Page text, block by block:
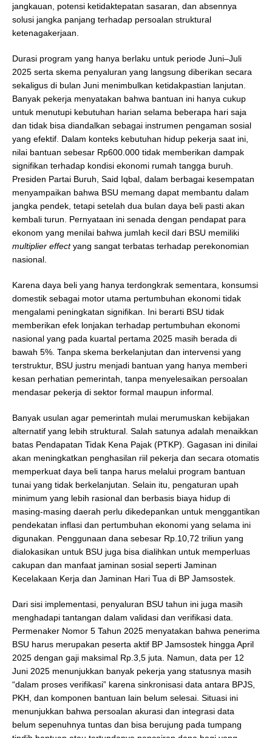
jangkauan, potensi ketidaktepatan sasaran, dan absennya
solusi jangka panjang terhadap persoalan struktural
ketenagakerjaan.
Durasi program yang hanya berlaku untuk periode Juni–Juli
2025 serta skema penyaluran yang langsung diberikan secara
sekaligus di bulan Juni menimbulkan ketidakpastian lanjutan.
Banyak pekerja menyatakan bahwa bantuan ini hanya cukup
untuk menutupi kebutuhan harian selama beberapa hari saja
dan tidak bisa diandalkan sebagai instrumen pengaman sosial
yang efektif. Dalam konteks kebutuhan hidup pekerja saat ini,
nilai bantuan sebesar Rp600.000 tidak memberikan dampak
signifikan terhadap kondisi ekonomi rumah tangga buruh.
Presiden Partai Buruh, Said Iqbal, dalam berbagai kesempatan
menyampaikan bahwa BSU memang dapat membantu dalam
jangka pendek, tetapi setelah dua bulan daya beli pasti akan
kembali turun. Pernyataan ini senada dengan pendapat para
ekonom yang menilai bahwa jumlah kecil dari BSU memiliki
multiplier effectyang sangat terbatas terhadap perekonomian
nasional.
Karena daya beli yang hanya terdongkrak sementara, konsumsi
domestik sebagai motor utama pertumbuhan ekonomi tidak
mengalami peningkatan signifikan. Ini berarti BSU tidak
memberikan efek lonjakan terhadap pertumbuhan ekonomi
nasional yang pada kuartal pertama 2025 masih berada di
bawah 5%. Tanpa skema berkelanjutan dan intervensi yang
terstruktur, BSU justru menjadi bantuan yang hanya memberi
kesan perhatian pemerintah, tanpa menyelesaikan persoalan
mendasar pekerja di sektor formal maupun informal.
Banyak usulan agar pemerintah mulai merumuskan kebijakan
alternatif yang lebih struktural. Salah satunya adalah menaikkan
batas Pendapatan Tidak Kena Pajak (PTKP). Gagasan ini dinilai
akan meningkatkan penghasilan riil pekerja dan secara otomatis
memperkuat daya beli tanpa harus melalui program bantuan
tunai yang tidak berkelanjutan. Selain itu, pengaturan upah
minimum yang lebih rasional dan berbasis biaya hidup di
masing-masing daerah perlu dikedepankan untuk menggantikan
pendekatan inflasi dan pertumbuhan ekonomi yang selama ini
digunakan. Penggunaan dana sebesar Rp.10,72 triliun yang
dialokasikan untuk BSU juga bisa dialihkan untuk memperluas
cakupan dan manfaat jaminan sosial seperti Jaminan
Kecelakaan Kerja dan Jaminan Hari Tua di BP Jamsostek.
Dari sisi implementasi, penyaluran BSU tahun ini juga masih
menghadapi tantangan dalam validasi dan verifikasi data.
Permenaker Nomor 5 Tahun 2025 menyatakan bahwa penerima
BSU harus merupakan peserta aktif BP Jamsostek hingga April
2025 dengan gaji maksimal Rp.3,5 juta. Namun, data per 12
Juni 2025 menunjukkan banyak pekerja yang statusnya masih
“dalam proses verifikasi” karena sinkronisasi data antara BPJS,
PKH, dan komponen bantuan lain belum selesai. Situasi ini
menunjukkan bahwa persoalan akurasi dan integrasi data
belum sepenuhnya tuntas dan bisa berujung pada tumpang